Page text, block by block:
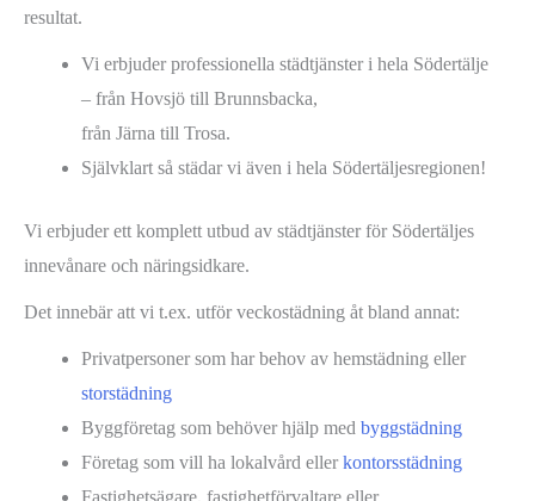
resultat.
Vi erbjuder professionella städtjänster i hela Södertälje
– från Hovsjö till Brunnsbacka,
från Järna till Trosa.
Självklart så städar vi även i hela Södertäljesregionen!
Vi erbjuder ett komplett utbud av städtjänster för Södertäljes
innevånare och näringsidkare.
Det innebär att vi t.ex. utför veckostädning åt bland annat:
Privatpersoner som har behov av hemstädning eller
storstädning
Byggföretag som behöver hjälp med byggstädning
Företag som vill ha lokalvård eller kontorsstädning
Fastighetsägare, fastighetförvaltare eller